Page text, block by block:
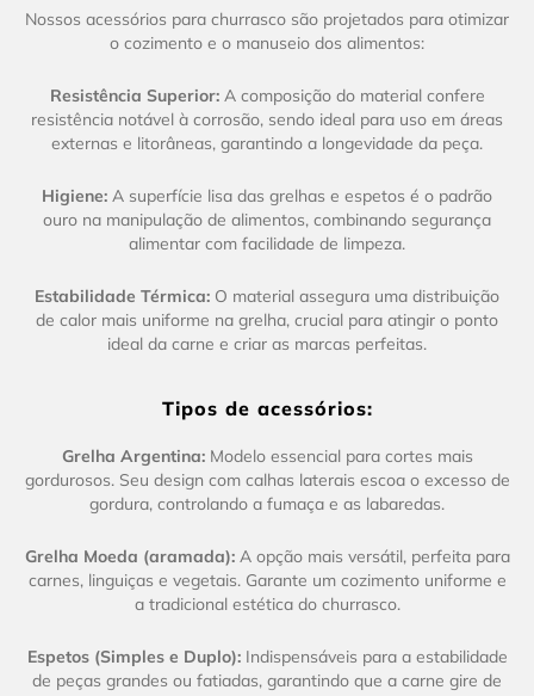
Nossos acessórios para churrasco são projetados para otimizar
o cozimento e o manuseio dos alimentos:
Resistência Superior:A composição do material confere
resistência notável à corrosão, sendo ideal para uso em áreas
externas e litorâneas, garantindo a longevidade da peça.
Higiene: A superfície lisa das grelhas e espetos é o padrão
ouro na manipulação de alimentos, combinando segurança
alimentar com facilidade de limpeza.
Estabilidade Térmica: O material assegura uma distribuição
de calor mais uniforme na grelha, crucial para atingir o ponto
ideal da carne e criar as marcas perfeitas.
Tipos de acessórios:
Grelha Argentina:Modelo essencial para cortes mais
gordurosos. Seu design com calhas laterais escoa o excesso de
gordura, controlando a fumaça e as labaredas.
Grelha Moeda (aramada):A opção mais versátil, perfeita para
carnes, linguiças e vegetais. Garante um cozimento uniforme e
a tradicional estética do churrasco.
Espetos (Simples e Duplo):Indispensáveis para a estabilidade
de peças grandes ou fatiadas, garantindo que a carne gire de